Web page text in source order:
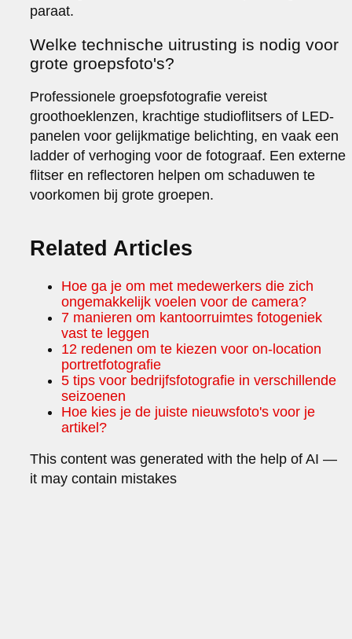
paraat.
Welke technische uitrusting is nodig voor
grote groepsfoto's?
Professionele groepsfotografie vereist
groothoeklenzen, krachtige studioflitsers of LED-
panelen voor gelijkmatige belichting, en vaak een
ladder of verhoging voor de fotograaf. Een externe
flitser en reflectoren helpen om schaduwen te
voorkomen bij grote groepen.
Related Articles
Hoe ga je om met medewerkers die zich
ongemakkelijk voelen voor de camera?
7 manieren om kantoorruimtes fotogeniek
vast te leggen
12 redenen om te kiezen voor on-location
portretfotografie
5 tips voor bedrijfsfotografie in verschillende
seizoenen
Hoe kies je de juiste nieuwsfoto's voor je
artikel?
This content was generated with the help of AI —
it may contain mistakes